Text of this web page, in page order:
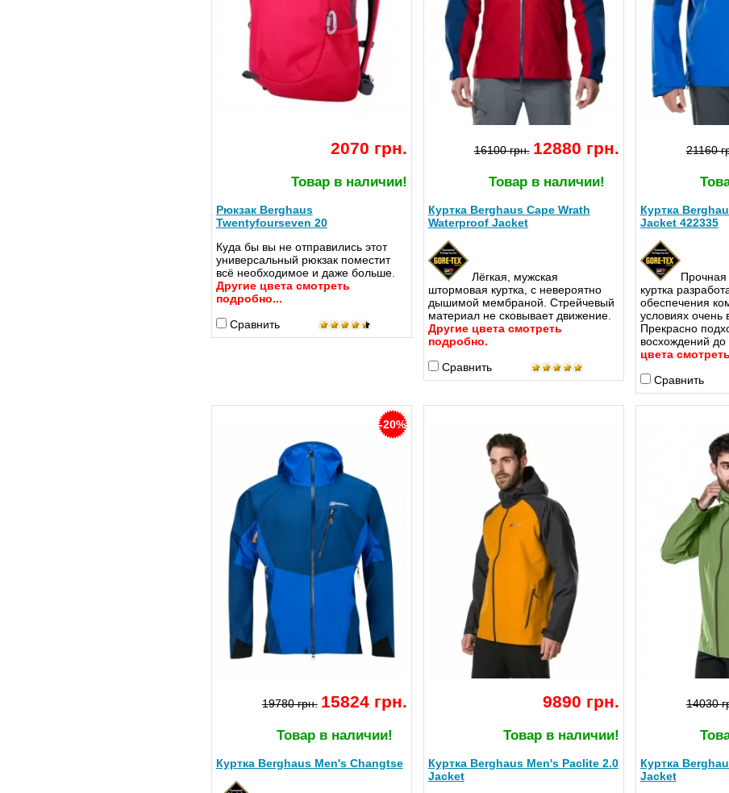
2070 грн.
Товар в наличии!
Рюкзак Berghaus
Twentyfourseven 20
Куда бы вы не отправились этот
универсальный рюкзак поместит
всё необходимое и даже больше.
Другие цвета смотреть
подробно...
Сравнить
16100 грн. 12880 грн.
Товар в наличии!
Куртка Berghaus Cape Wrath
Waterproof Jacket
Лёгкая, мужская
штормовая куртка, с невероятно
дышимой мембраной. Стрейчевый
материал не сковывает движение.
Другие цвета смотреть
подробно.
Сравнить
21160
Куртка
Jacket 422335
Прочная
куртка
обеспечения
условиях очень
Прекрасно
восхождений до
цвета
Сравнить
-20%
19780 грн. 15824 грн.
Товар в наличии!
Куртка Berghaus Men's Changtse
9890 грн.
Товар в наличии!
Куртка Berghaus Men's Paclite 2.0
Jacket
14030
Куртка
Jacket